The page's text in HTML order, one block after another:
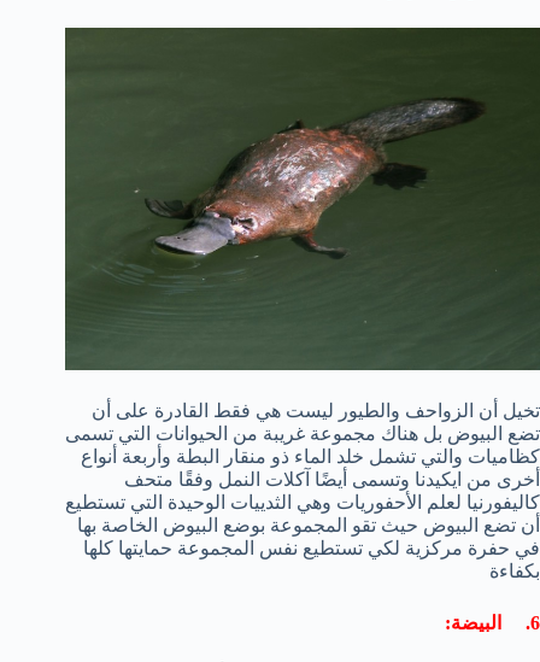
تخيل أن الزواحف والطيور ليست هي فقط القادرة على أن
تضع البيوض بل هناك مجموعة غريبة من الحيوانات التي تسمى
كظاميات والتي تشمل خلد الماء ذو منقار البطة وأربعة أنواع
أخرى من ايكيدنا وتسمى أيضًا آكلات النمل وفقًا متحف
كاليفورنيا لعلم الأحفوريات وهي الثدييات الوحيدة التي تستطيع
أن تضع البيوض حيث تقو المجموعة بوضع البيوض الخاصة بها
في حفرة مركزية لكي تستطيع نفس المجموعة حمايتها كلها
بكفاءة
6. البيضة: